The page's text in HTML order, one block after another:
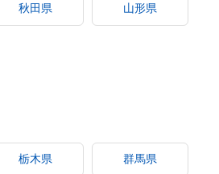
秋田県 山形県
栃木県 群馬県